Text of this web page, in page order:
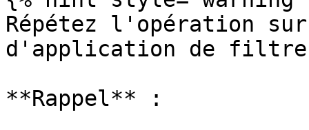
Répétez l'opération sur
d'application de filtre
**Rappel** :